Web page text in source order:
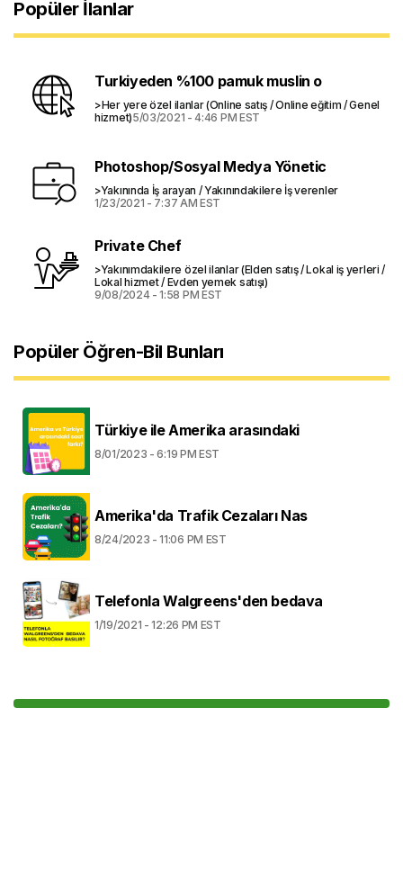
Popüler İlanlar
Turkiyeden %100 pamuk muslin o
>Her yere özel ilanlar (Online satış / Online eğitim / Genel
hizmet)5/03/2021 - 4:46 PM EST
Photoshop/Sosyal Medya Yönetic
>Yakınında İş arayan / Yakınındakilere İş verenler
1/23/2021 - 7:37 AM EST
Private Chef
>Yakınımdakilere özel ilanlar (Elden satış / Lokal iş yerleri /
Lokal hizmet / Evden yemek satışı)
9/08/2024 - 1:58 PM EST
Popüler Öğren-Bil Bunları
Türkiye ile Amerika arasındaki
8/01/2023 - 6:19 PM EST
Amerika'da Trafik Cezaları Nas
8/24/2023 - 11:06 PM EST
Telefonla Walgreens'den bedava
1/19/2021 - 12:26 PM EST